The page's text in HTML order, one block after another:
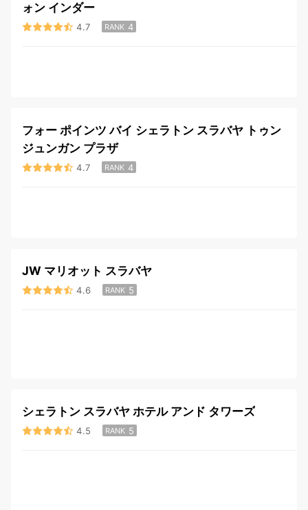
ォン インダー
4.7 RANK 4
フォー ポインツ バイ シェラトン スラバヤ トゥン
ジュンガン プラザ
4.7 RANK 4
JW マリオット スラバヤ
4.6 RANK 5
シェラトン スラバヤ ホテル アンド タワーズ
4.5 RANK 5